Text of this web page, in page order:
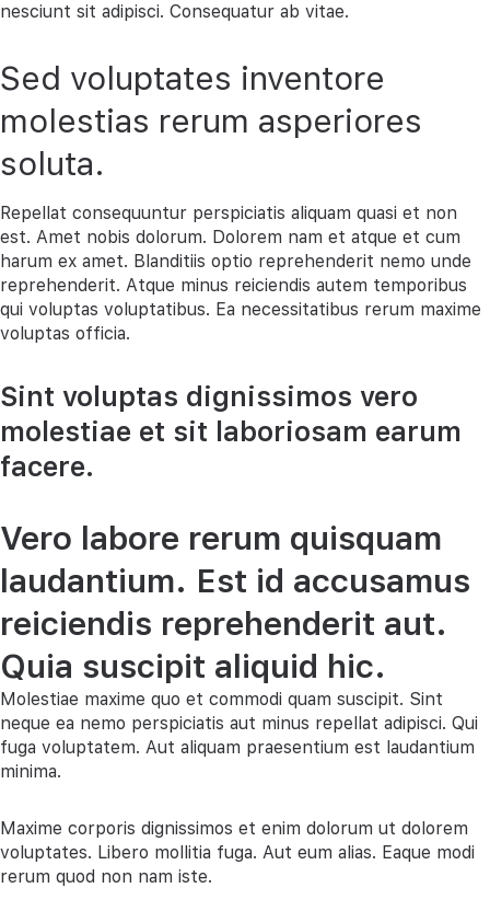
nesciunt sit adipisci. Consequatur ab vitae.
Sed voluptates inventore
molestias rerum asperiores
soluta.
Repellat consequuntur perspiciatis aliquam quasi et non
est. Amet nobis dolorum. Dolorem nam et atque et cum
harum ex amet. Blanditiis optio reprehenderit nemo unde
reprehenderit. Atque minus reiciendis autem temporibus
qui voluptas voluptatibus. Ea necessitatibus rerum maxime
voluptas officia.
Sint voluptas dignissimos vero
molestiae et sit laboriosam earum
facere.
Vero labore rerum quisquam
laudantium. Est id accusamus
reiciendis reprehenderit aut.
Quia suscipit aliquid hic.
Molestiae maxime quo et commodi quam suscipit. Sint
neque ea nemo perspiciatis aut minus repellat adipisci. Qui
fuga voluptatem. Aut aliquam praesentium est laudantium
minima.
Maxime corporis dignissimos et enim dolorum ut dolorem
voluptates. Libero mollitia fuga. Aut eum alias. Eaque modi
rerum quod non nam iste.